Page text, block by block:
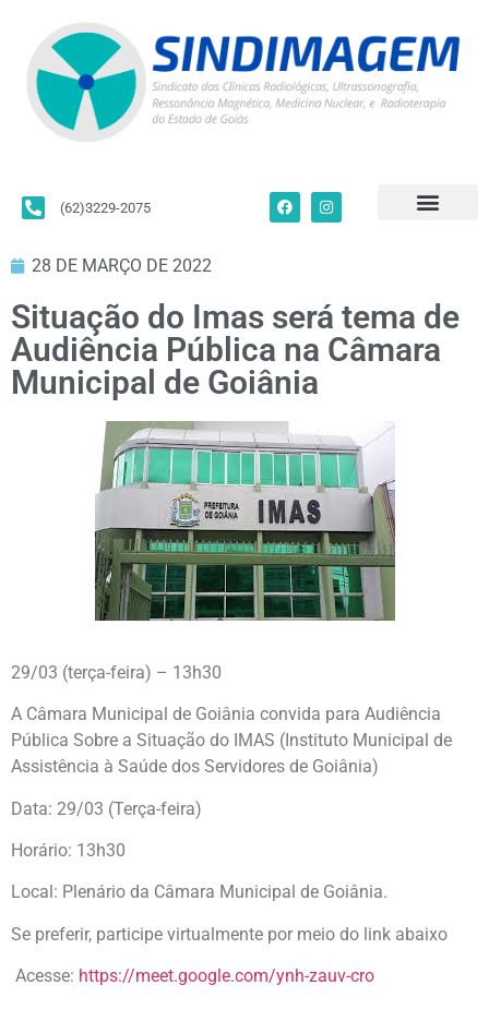
(62)3229-2075
28 DE MARÇO DE 2022
Situação do Imas será tema de
Audiência Pública na Câmara
Municipal de Goiânia
29/03 (terça-feira) – 13h30
A Câmara Municipal de Goiânia convida para Audiência
Pública Sobre a Situação do IMAS (Instituto Municipal de
Assistência à Saúde dos Servidores de Goiânia)
Data: 29/03 (Terça-feira)
Horário: 13h30
Local: Plenário da Câmara Municipal de Goiânia.
Se preferir, participe virtualmente por meio do link abaixo
Acesse: https://meet.google.com/ynh-zauv-cro